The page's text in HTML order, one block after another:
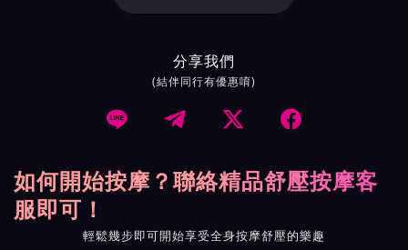
分享我們
(結伴同行有優惠唷)
   
如何開始按摩？聯絡精品舒壓按摩客
服即可！
輕鬆幾步即可開始享受全身按摩舒壓的樂趣